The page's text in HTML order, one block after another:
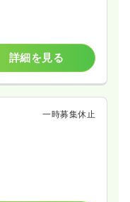
詳細を見る
一時募集休止